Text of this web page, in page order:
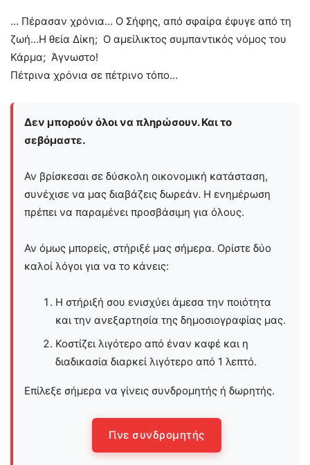
… Πέρασαν χρόνια… Ο Σήφης, από σφαίρα έφυγε από τη
ζωή…Η θεία Δίκη; Ο αμείλικτος συμπαντικός νόμος του
Κάρμα; Άγνωστο!
Πέτρινα χρόνια σε πέτρινο τόπο…
Δεν μπορούν όλοι να πληρώσουν. Και το
σεβόμαστε.
Αν βρίσκεσαι σε δύσκολη οικονομική κατάσταση,
συνέχισε να μας διαβάζεις δωρεάν. Η ενημέρωση
πρέπει να παραμένει προσβάσιμη για όλους.
Αν όμως μπορείς, στήριξέ μας σήμερα. Ορίστε δύο
καλοί λόγοι για να το κάνεις:
Η στήριξή σου ενισχύει άμεσα την ποιότητα
και την ανεξαρτησία της δημοσιογραφίας μας.
Κοστίζει λιγότερο από έναν καφέ και η
διαδικασία διαρκεί λιγότερο από 1 λεπτό.
Επίλεξε σήμερα να γίνεις συνδρομητής ή δωρητής.
Γίνε συνδρομητής